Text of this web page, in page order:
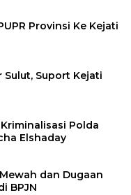
Provinsi Ke Kejati
Suport Kejati
Polda
Elshaday
dan Dugaan
BPJN